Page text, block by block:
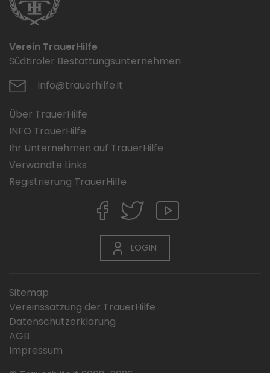
Verein TrauerHilfe
Südtiroler Bestattungsunternehmen
info@trauerhilfe.it
Über TrauerHilfe
INFO TrauerHilfe
Ihr Unternehmen auf TrauerHilfe
Verwandte Links
Registrierung TrauerHilfe
LOGIN
Sitemap
Vereinssatzung der TrauerHilfe
Datenschutzerklärung
AGB
Impressum